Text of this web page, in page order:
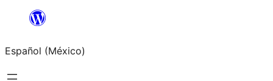
Saltar
contenido
Español (México)